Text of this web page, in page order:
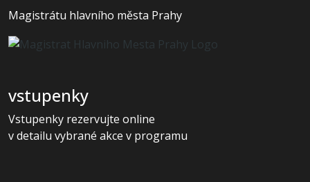
Magistrátu hlavního města Prahy
vstupenky
Vstupenky rezervujte online
v detailu vybrané akce v programu